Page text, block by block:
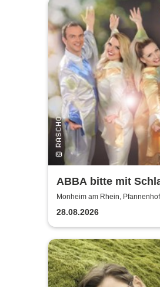
ABBA bitte mit
Monheim am Rhein, Pfannenhof
28.08.2026